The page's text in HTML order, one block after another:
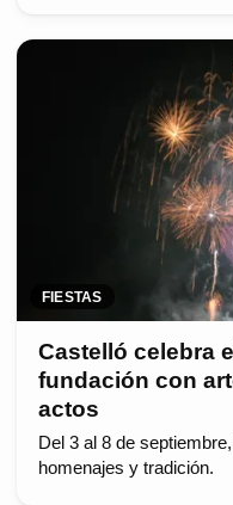
FIESTAS
Castelló celebra
fundación con
actos
Del 3 al 8 de
homenajes y tradición.